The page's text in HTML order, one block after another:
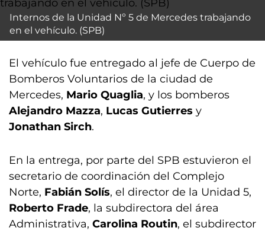
Internos de la Unidad Nº 5 de Mercedes trabajando
en el vehículo. (SPB)
El vehículo fue entregado al jefe de Cuerpo de
Bomberos Voluntarios de la ciudad de
Mercedes, Mario Quaglia, y los bomberos
Alejandro Mazza, Lucas Gutierres y
Jonathan Sirch.
En la entrega, por parte del SPB estuvieron el
secretario de coordinación del Complejo
Norte, Fabián Solís, el director de la Unidad 5,
Roberto Frade, la subdirectora del área
Administrativa, Carolina Routin, el subdirector